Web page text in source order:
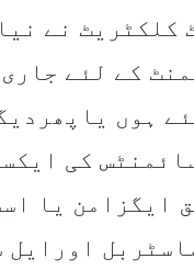
کلکٹریٹ نے
کے لئے
ہوں
کی
ایگزامن یا